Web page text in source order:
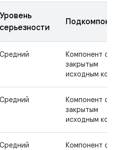
Уровень
серьезности
Средний
Компонент с
закрытым
исходным
Средний
Компонент с
закрытым
исходным
Средний
Компонент с